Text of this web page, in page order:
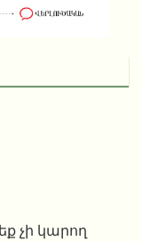
չի կարող